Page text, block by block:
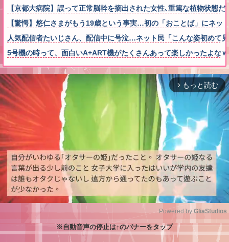
【京都大病院】誤って正常脳幹を摘出された女性､重篤な植物状態
【驚愕】悠仁さまがもう19歳という事実…初の「おことば」にネッ
人気配信者たいじさん、配信中に号泣…ネット民「こんな姿初めて
5号機の時って、面白いA+ART機がたくさんあって楽しかったよな
arrow_forward_ios もっと読む
M
Powered by GliaStudios
※自動音声の停止は↑のバナーをタップ